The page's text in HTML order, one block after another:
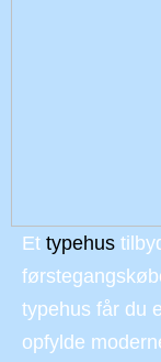
Et typehus
typehus får du
opfylde